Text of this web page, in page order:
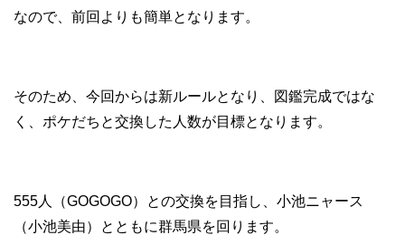
なので、前回よりも簡単となります。
そのため、今回からは新ルールとなり、図鑑完成ではな
く、ポケだちと交換した人数が目標となります。
555人（GOGOGO）との交換を目指し、小池ニャース
（小池美由）とともに群馬県を回ります。